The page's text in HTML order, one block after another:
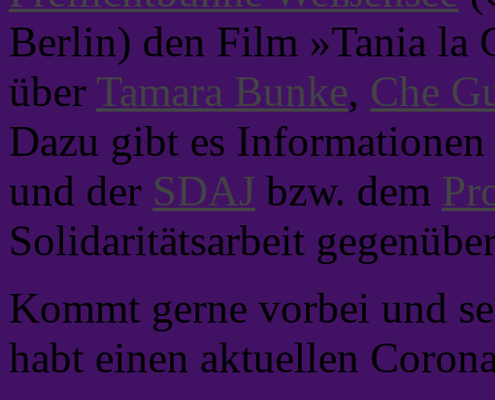
Berlin) den Film »Tania la
über Tamara Bunke, Che
Dazu gibt es
und der SDAJ bzw. dem
Solidaritätsarbeit
Kommt gerne vorbei und
habt einen aktuellen